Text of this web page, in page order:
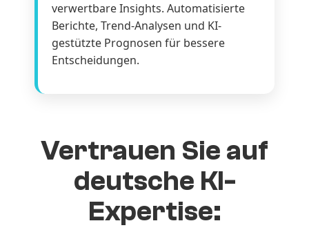
verwertbare Insights. Automatisierte
Berichte, Trend-Analysen und KI-
gestützte Prognosen für bessere
Entscheidungen.
Vertrauen Sie auf
deutsche KI-
Expertise: